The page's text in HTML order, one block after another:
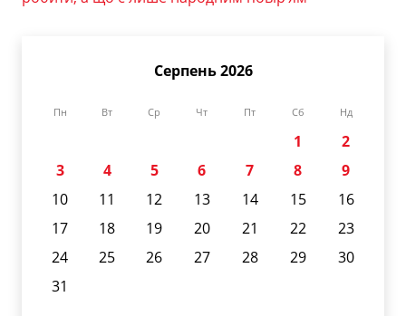
Серпень 2026
Пн Вт Ср Чт Пт Сб Нд
1
2
3
4 5 6 7 8
9
10
11 12 13 14 15
16
17
18 19 20 21 22
23
24
25 26 27 28 29
30
31